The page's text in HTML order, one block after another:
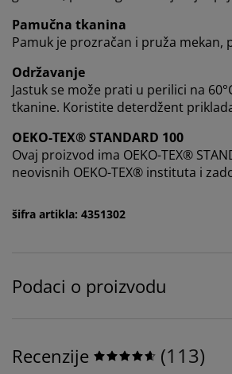
Pamučna tkanina
Pamuk je prozračan i pruža
Održavanje
Jastuk se može prati u perilici na
tkanine. Koristite deterdžent
OEKO-TEX® STANDARD 100
Ovaj proizvod ima OEKO-TEX®
neovisnih OEKO-TEX® instituta i
šifra artikla: 4351302
Podaci o proizvodu
Recenzije (113)